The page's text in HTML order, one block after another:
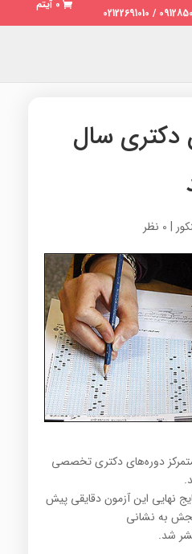
0 آیتم
دکتری سال
| 0 نظر
متمرکز دوره‌های دکتری تخصصی
نهایی این آزمون دقایقی پیش
به نشانی